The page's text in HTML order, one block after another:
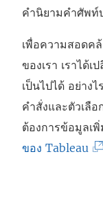
คำนิยามคำศัพท์
เพื่อความสอดค
ของเรา เราได้
เป็นไปได้ อย่าง
คำสั่งและตัวเลื
ต้องการข้อมูลเ
ของ Tableau